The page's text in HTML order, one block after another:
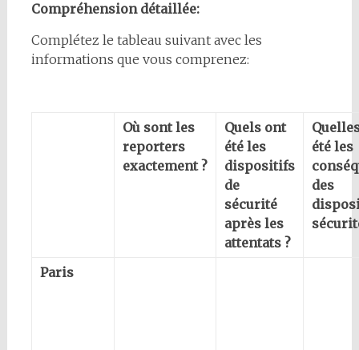
Compréhension détaillée:
Complétez le tableau suivant avec les
informations que vous comprenez:
Où sont les
reporters
exactement ?
Quels ont
été les
dispositifs
de
sécurité
après les
attentats ?
été les
des
Paris